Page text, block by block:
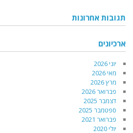
תגובות אחרונות
ארכיונים
יוני 2026
מאי 2026
מרץ 2026
פברואר 2026
דצמבר 2025
ספטמבר 2025
פברואר 2021
יולי 2020